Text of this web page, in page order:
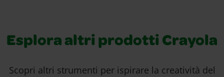
Esplora altri prodotti Crayola
Scopri altri strumenti per ispirare la creatività del